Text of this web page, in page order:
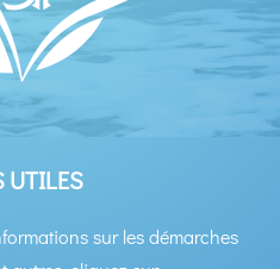
UTILES
sur les démarches